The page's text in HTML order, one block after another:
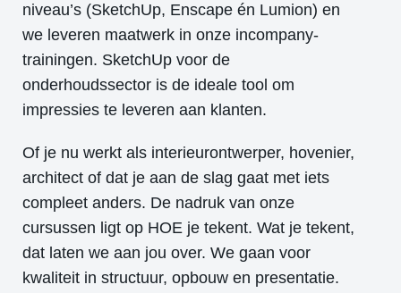
niveau’s (SketchUp, Enscape én Lumion) en
we leveren maatwerk in onze incompany-
trainingen. SketchUp voor de
onderhoudssector is de ideale tool om
impressies te leveren aan klanten.
Of je nu werkt als interieurontwerper, hovenier,
architect of dat je aan de slag gaat met iets
compleet anders. De nadruk van onze
cursussen ligt op HOE je tekent. Wat je tekent,
dat laten we aan jou over. We gaan voor
kwaliteit in structuur, opbouw en presentatie.